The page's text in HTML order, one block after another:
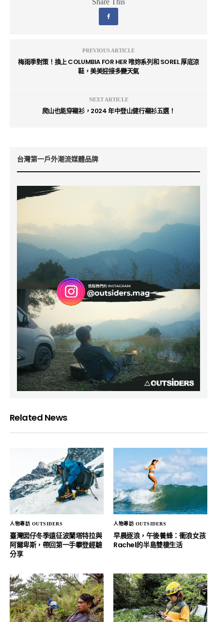
Share This
PREVIOUS ARTICLE
梅雨季對策！換上 COLUMBIA FOR HER 唯妳系列和 SOREL 厚底涼
鞋，美美迎接多變天氣
NEXT ARTICLE
爬山也能穿襯衫，2024 年中登山健行襯衫五選！
台灣第一戶外潮流媒體品牌
Related News
人物專訪 OUTSIDERS
臺灣囡仔冬季遠征波蘭塔特拉與
阿爾卑斯，帶回第一手攀登經驗
分享
人物專訪 OUTSIDERS
早晨逐浪，午後養蜂：衝浪女孩
Rachel的半島雙棲生活